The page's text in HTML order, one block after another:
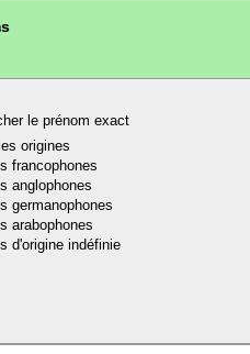
le prénom exact
origines
francophones
anglophones
germanophones
arabophones
d'origine indéfinie